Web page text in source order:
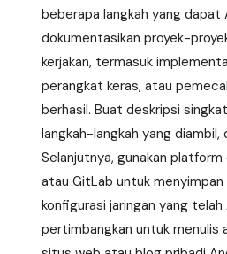
beberapa langkah yang dapat
dokumentasikan proyek-
kerjakan, termasuk
perangkat keras, atau
berhasil. Buat deskripsi
langkah-langkah yang diambil,
Selanjutnya, gunakan
atau GitLab untuk
konfigurasi jaringan yang telah
pertimbangkan untuk menulis